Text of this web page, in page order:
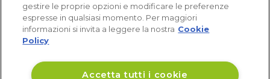
gestire le proprie opzioni e modificare le preferenze
espresse in qualsiasi momento. Per maggiori
informazioni si invita a leggere la nostra Cookie
Policy
Accetta tutti i cookie